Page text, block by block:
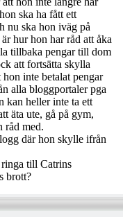
ska ha fått ett
nu ska hon iväg på
hur hon har råd att åka
tillbaka pengar till dom
att fortsätta skylla
inte betalat pengar
alla bloggportaler pga
kan heller inte ta ett
äta ute, gå på gym,
råd med.
där hon skylle ifrån
ringa till Catrins
brott?